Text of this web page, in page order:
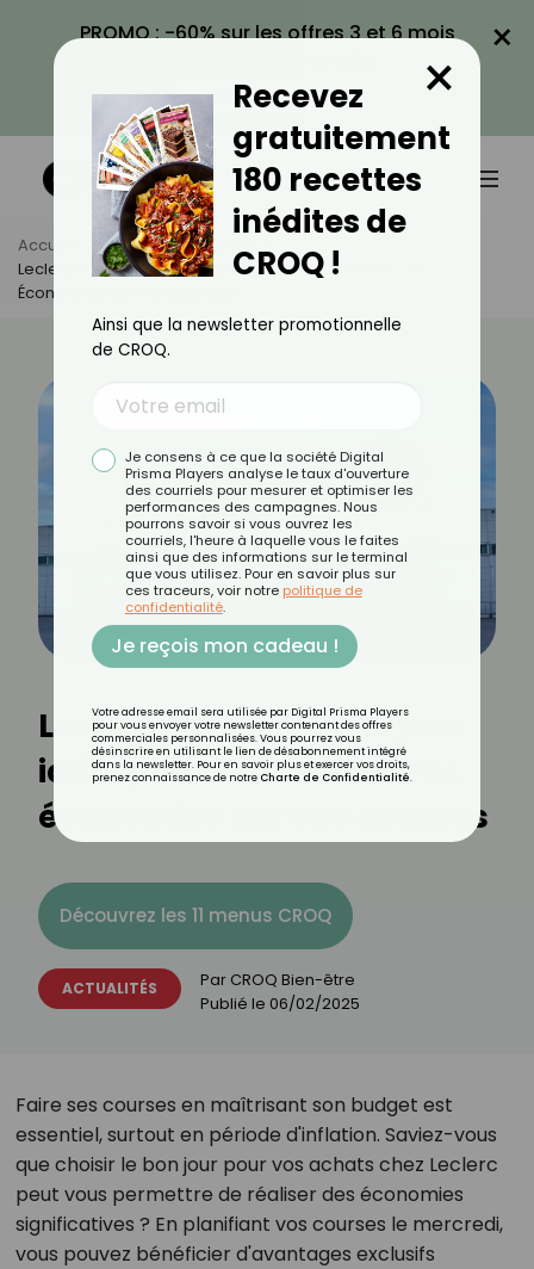
PROMO : -60% sur les offres 3 et 6 mois
VOIR LA PROMO
×
Accueil Actus
Actualités
Leclerc : Découvrez Le Jour Idéal Pour Maximiser Vos
Économies Sur Vos Courses
Leclerc : découvrez le jour
idéal pour maximiser vos
économies sur vos courses
Découvrez les 11 menus CROQ
ACTUALITÉS Par CROQ Bien-être
Publié le 06/02/2025
Faire ses courses en maîtrisant son budget est
essentiel, surtout en période d'inflation. Saviez-vous
que choisir le bon jour pour vos achats chez Leclerc
peut vous permettre de réaliser des économies
significatives ? En planifiant vos courses le mercredi,
vous pouvez bénéficier d'avantages exclusifs
Recevez
gratuitement
180 recettes
inédites de
CROQ !
×
Ainsi que la newsletter promotionnelle
de CROQ.
Je consens à ce que la société Digital
Prisma Players analyse le taux d'ouverture
des courriels pour mesurer et optimiser les
performances des campagnes. Nous
pourrons savoir si vous ouvrez les
courriels, l'heure à laquelle vous le faites
ainsi que des informations sur le terminal
que vous utilisez. Pour en savoir plus sur
ces traceurs, voir notre politique de
confidentialité.
Je reçois mon cadeau !
Votre adresse email sera utilisée par Digital Prisma Players
pour vous envoyer votre newsletter contenant des offres
commerciales personnalisées. Vous pourrez vous
désinscrire en utilisant le lien de désabonnement intégré
dans la newsletter. Pour en savoir plus et exercer vos droits,
prenez connaissance de notre Charte de Confidentialité.